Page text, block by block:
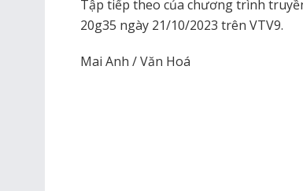
Tập tiếp theo của chương trình
20g35 ngày 21/10/2023 trên VTV9.
Mai Anh / Văn Hoá